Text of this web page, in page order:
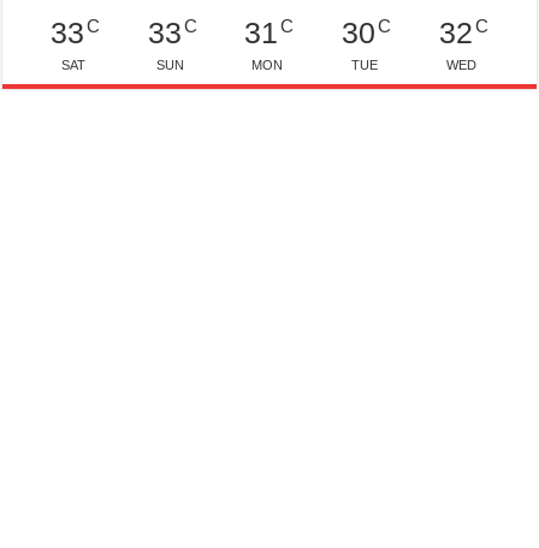
33C
SAT
33C
SUN
31 C
MON
30C
TUE
32C
WED